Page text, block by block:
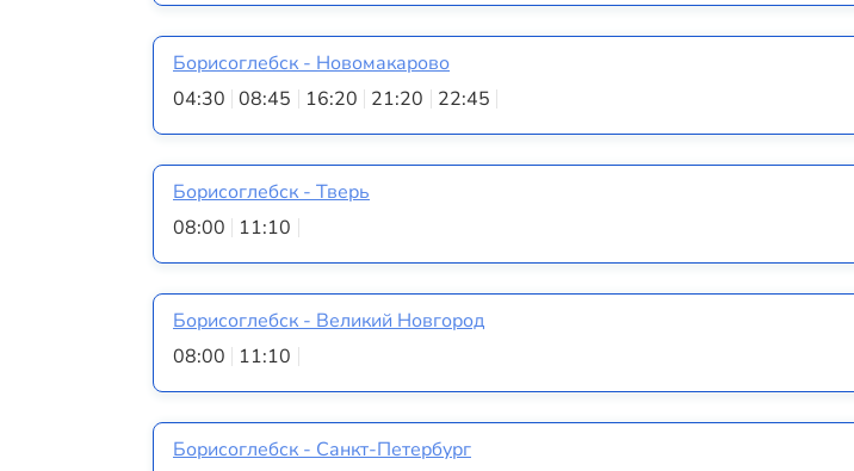
Борисоглебск - Новомакарово
04:30 08:45 16:20 21:20 22:45
Борисоглебск - Тверь
08:00
11:10
Борисоглебск - Великий Новгород
08:00
11:10
Борисоглебск - Санкт-Петербург